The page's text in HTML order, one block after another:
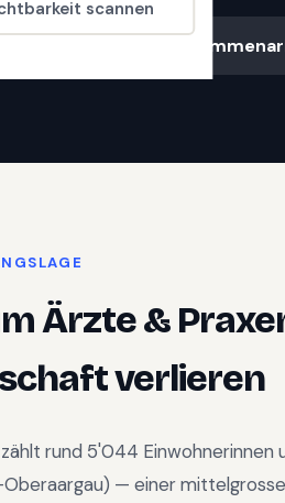
scannen
Ablauf &
Ärzte &
verlieren
zählt rund 5'044 Einwohnerinnen
) — einer